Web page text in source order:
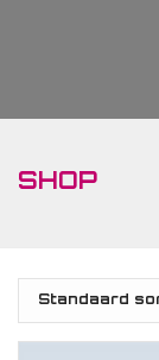
SHOP